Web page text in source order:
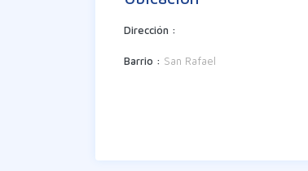
Dirección :
Barrio : San Rafael